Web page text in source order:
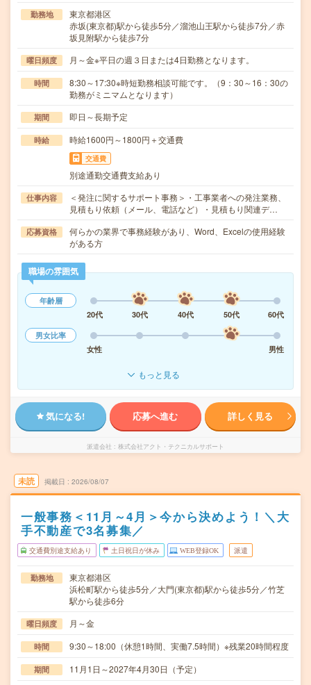
勤務地
東京都港区
赤坂(東京都)駅から徒歩5分／溜池山王駅から徒歩7分／赤
坂見附駅から徒歩7分
曜日頻度 月～金※平日の週３日または4日勤務となります。
時間
8:30～17:30※時短勤務相談可能です。（9：30～16：30の
勤務がミニマムとなります）
期間 即日～長期予定
時給 時給1600円～1800円＋交通費
交通費
別途通勤交通費支給あり
仕事内容
＜発注に関するサポート事務＞・工事業者への発注業務、
見積もり依頼（メール、電話など）・見積もり関連デ…
応募資格
何らかの業界で事務経験があり、Word、Excelの使用経験
がある方
職場の雰囲気
年齢層
20代
30代 40代 50代
60代
男女比率
女性
男性
もっと見る
気になる! 応募へ進む 詳しく見る
派遣会社 株式会社アクト・テクニカルサポート
未読 掲載日 2026/08/07
一般事務＜11月～4月＞今から決めよう！＼大
手不動産で3名募集／
交通費別途支給あり 土日祝日が休み WEB登録OK 派遣
勤務地
東京都港区
浜松町駅から徒歩5分／大門(東京都)駅から徒歩5分／竹芝
駅から徒歩6分
曜日頻度 月～金
時間 9:30～18:00（休憩1時間、実働7.5時間）※残業20時間程度
期間 11月1日～2027年4月30日（予定）